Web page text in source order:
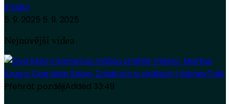
Zradci
5. 9. 2025 5. 9. 2025
Nejnovější videa
Přehrát pozdějiAdded 33:49